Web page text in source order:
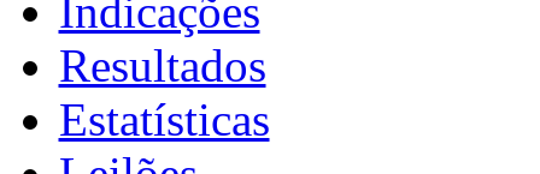
Indicações
Resultados
Estatísticas